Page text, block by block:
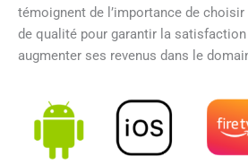
témoignent de l’importance de
de qualité pour garantir la
augmenter ses revenus dans le